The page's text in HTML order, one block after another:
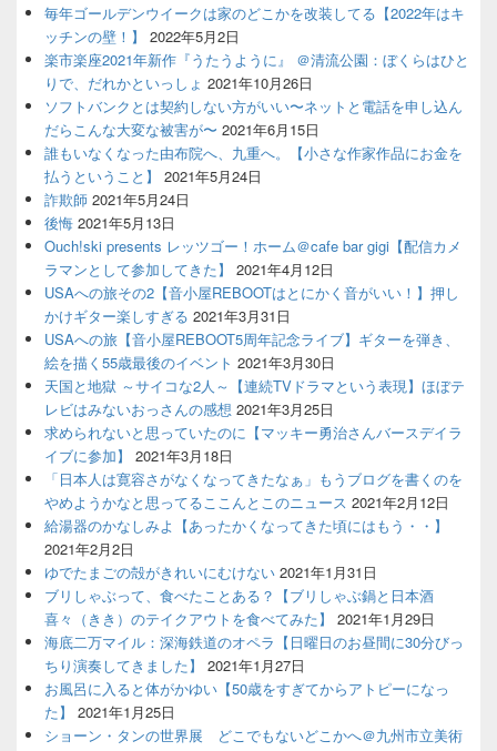
毎年ゴールデンウイークは家のどこかを改装してる【2022年はキ
ッチンの壁！】
2022年5月2日
楽市楽座2021年新作『うたうように』 ＠清流公園：ぼくらはひと
りで、だれかといっしょ 2021年10月26日
ソフトバンクとは契約しない方がいい〜ネットと電話を申し込ん
だらこんな大変な被害が〜 2021年6月15日
誰もいなくなった由布院へ、九重へ。【小さな作家作品にお金を
払うということ】
2021年5月24日
詐欺師 2021年5月24日
後悔 2021年5月13日
Ouch!ski presents レッツゴー！ホーム＠cafe bar gigi【配信カメ
ラマンとして参加してきた】
2021年4月12日
USAへの旅その2【音小屋REBOOTはとにかく音がいい！】押し
かけギター楽しすぎる 2021年3月31日
USAへの旅【音小屋REBOOT5周年記念ライブ】ギターを弾き、
絵を描く55歳最後のイベント 2021年3月30日
天国と地獄 ～サイコな2人～【連続TVドラマという表現】ほぼテ
レビはみないおっさんの感想 2021年3月25日
求められないと思っていたのに【マッキー勇治さんバースデイラ
イブに参加】
2021年3月18日
「日本人は寛容さがなくなってきたなぁ」もうブログを書くのを
やめようかなと思ってるここんとこのニュース 2021年2月12日
給湯器のかなしみよ【あったかくなってきた頃にはもう・・】
2021年2月2日
ゆでたまごの殻がきれいにむけない 2021年1月31日
ブリしゃぶって、食べたことある？【ブリしゃぶ鍋と日本酒
喜々（きき）のテイクアウトを食べてみた】
2021年1月29日
海底二万マイル：深海鉄道のオペラ【日曜日のお昼間に30分びっ
ちり演奏してきました】
2021年1月27日
お風呂に入ると体がかゆい【50歳をすぎてからアトピーになっ
た】
2021年1月25日
ショーン・タンの世界展 どこでもないどこかへ＠九州市立美術